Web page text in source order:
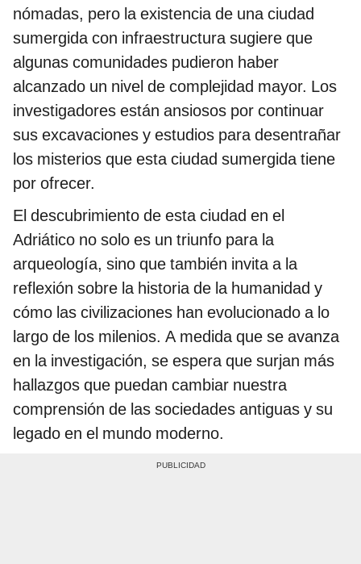
nómadas, pero la existencia de una ciudad
sumergida con infraestructura sugiere que
algunas comunidades pudieron haber
alcanzado un nivel de complejidad mayor. Los
investigadores están ansiosos por continuar
sus excavaciones y estudios para desentrañar
los misterios que esta ciudad sumergida tiene
por ofrecer.
El descubrimiento de esta ciudad en el
Adriático no solo es un triunfo para la
arqueología, sino que también invita a la
reflexión sobre la historia de la humanidad y
cómo las civilizaciones han evolucionado a lo
largo de los milenios. A medida que se avanza
en la investigación, se espera que surjan más
hallazgos que puedan cambiar nuestra
comprensión de las sociedades antiguas y su
legado en el mundo moderno.